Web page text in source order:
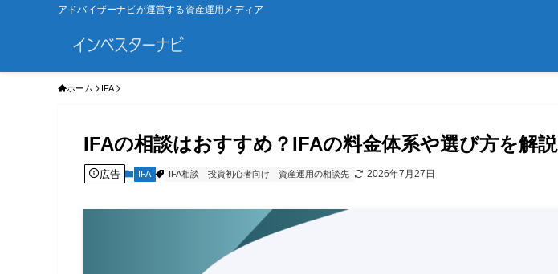
アドバイザーナビが運営する資産運用メディア
ホーム IFA
IFAの相談はおすすめ？IFAの料金体系や選び方を解説
広告 IFA IFA相談 投資初心者向け 資産運用の相談先 2026年7月27日